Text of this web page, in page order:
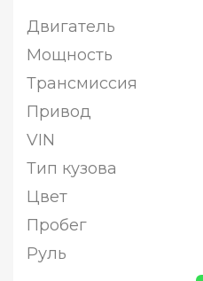
Двигатель
Мощность
Трансмиссия
Привод
VIN
Тип кузова
Цвет
Пробег
Руль